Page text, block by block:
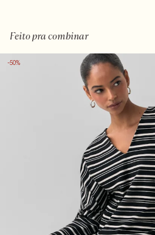
Feito pra combinar
-50%